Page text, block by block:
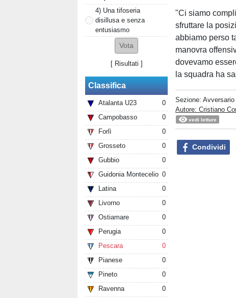
4) Una tifoseria
disillusa e senza
entusiasmo
[ Risultati ]
Classifica
Atalanta U23
0
Campobasso
0
Forlì
0
Grosseto
0
Gubbio
0
Guidonia Montecelio 0
Latina
0
Livorno
0
Ostiamare
0
Perugia
0
Pescara
0
Pianese
0
Pineto
0
Ravenna
0
"Ci siamo
sfruttare la
abbiamo perso
manovra
dovevamo
la squadra ha
Sezione:Avversario
Autore: Cristiano
vedi letture
Condividi